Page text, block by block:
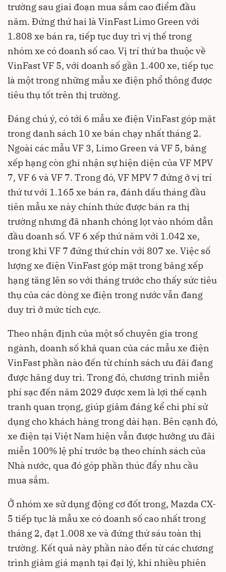
trường sau giai đoạn mua sắm cao điểm đầu
năm. Đứng thứ hai là VinFast Limo Green với
1.808 xe bán ra, tiếp tục duy trì vị thế trong
nhóm xe có doanh số cao. Vị trí thứ ba thuộc về
VinFast VF 5, với doanh số gần 1.400 xe, tiếp tục
là một trong những mẫu xe điện phổ thông được
tiêu thụ tốt trên thị trường.
Đáng chú ý, có tới 6 mẫu xe điện VinFast góp mặt
trong danh sách 10 xe bán chạy nhất tháng 2.
Ngoài các mẫu VF 3, Limo Green và VF 5, bảng
xếp hạng còn ghi nhận sự hiện diện của VF MPV
7, VF 6 và VF 7. Trong đó, VF MPV 7 đứng ở vị trí
thứ tư với 1.165 xe bán ra, đánh dấu tháng đầu
tiên mẫu xe này chính thức được bán ra thị
trường nhưng đã nhanh chóng lọt vào nhóm dẫn
đầu doanh số. VF 6 xếp thứ năm với 1.042 xe,
trong khi VF 7 đứng thứ chín với 807 xe. Việc số
lượng xe điện VinFast góp mặt trong bảng xếp
hạng tăng lên so với tháng trước cho thấy sức tiêu
thụ của các dòng xe điện trong nước vẫn đang
duy trì ở mức tích cực.
Theo nhận định của một số chuyên gia trong
ngành, doanh số khả quan của các mẫu xe điện
VinFast phần nào đến từ chính sách ưu đãi đang
được hãng duy trì. Trong đó, chương trình miễn
phí sạc đến năm 2029 được xem là lợi thế cạnh
tranh quan trọng, giúp giảm đáng kể chi phí sử
dụng cho khách hàng trong dài hạn. Bên cạnh đó,
xe điện tại Việt Nam hiện vẫn được hưởng ưu đãi
miễn 100% lệ phí trước bạ theo chính sách của
Nhà nước, qua đó góp phần thúc đẩy nhu cầu
mua sắm.
Ở nhóm xe sử dụng động cơ đốt trong, Mazda CX-
5 tiếp tục là mẫu xe có doanh số cao nhất trong
tháng 2, đạt 1.008 xe và đứng thứ sáu toàn thị
trường. Kết quả này phần nào đến từ các chương
trình giảm giá mạnh tại đại lý, khi nhiều phiên